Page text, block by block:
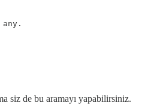
siz de bu aramayı yapabilirsiniz.